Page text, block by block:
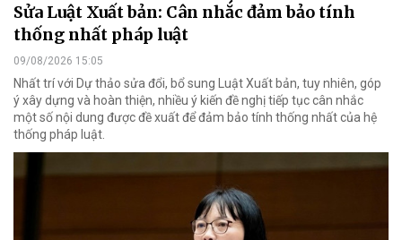
Sửa Luật Xuất bản: Cân nhắc đảm bảo tính
thống nhất pháp luật
09/08/2026 15:05
Nhất trí với Dự thảo sửa đổi, bổ sung Luật Xuất bản, tuy nhiên, góp
ý xây dựng và hoàn thiện, nhiều ý kiến đề nghị tiếp tục cân nhắc
một số nội dung được đề xuất để đảm bảo tính thống nhất của hệ
thống pháp luật.